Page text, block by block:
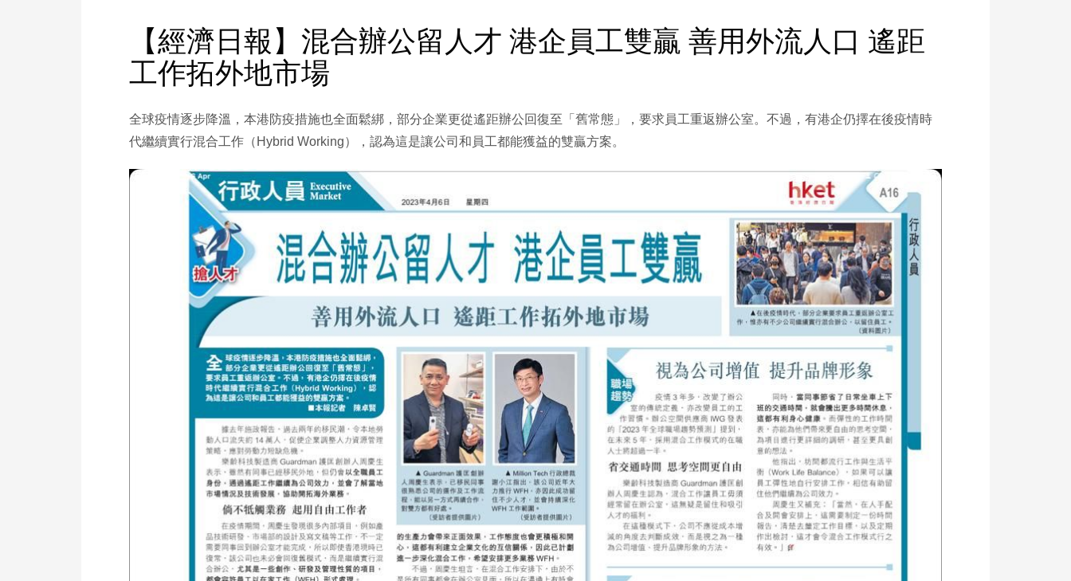
【經濟日報】混合辦公留人才 港企員工雙贏 善用外流人口 遙距
工作拓外地市場
全球疫情逐步降溫，本港防疫措施也全面鬆綁，部分企業更從遙距辦公回復至「舊常態」，要求員工重返辦公室。不過，有港企仍擇在後疫情時
代繼續實行混合工作（Hybrid Working），認為這是讓公司和員工都能獲益的雙贏方案。